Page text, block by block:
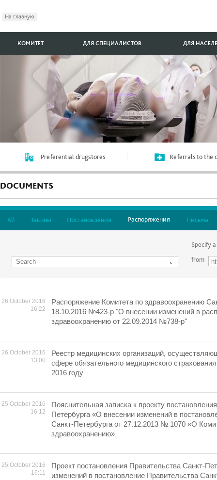
На главную
КОМИТЕТ ДЛЯ СПЕЦИАЛИСТОВ ДЛЯ
Preferential drugstores Referrals to the
DOCUMENTS
All Законы Постановления Распоряжения Письма
Specify
from
26 October 2016
16:22
Распоряжение Комитета по здравоохранению
18.10.2016 №423-р "О внесении изменений в
здравоохранению от 22.09.2014 №738-р"
26 October 2016
13:00
Реестр медицинских организаций,
сфере обязательного медицинского
2016 году
25 October 2016
16:12
Пояснительная записка к проекту
Петербурга «О внесении изменений в
Санкт-Петербурга от 27.12.2013 № 1070 «О
здравоохранению»
25 October 2016
16:11
Проект постановления Правительства Санкт-
изменений в постановление Правительства